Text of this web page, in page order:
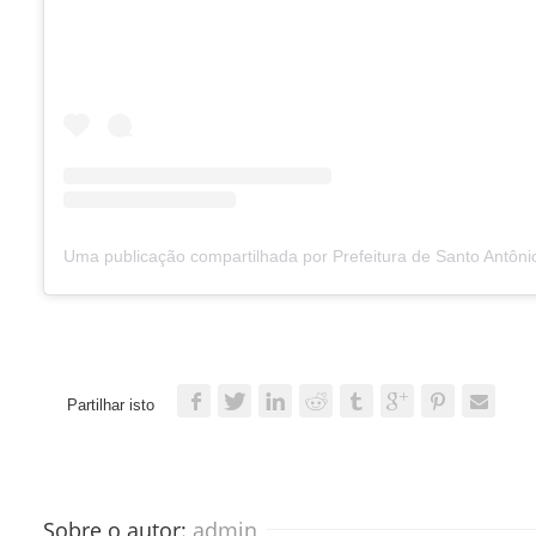
Partilhar isto
Sobre o autor: admin